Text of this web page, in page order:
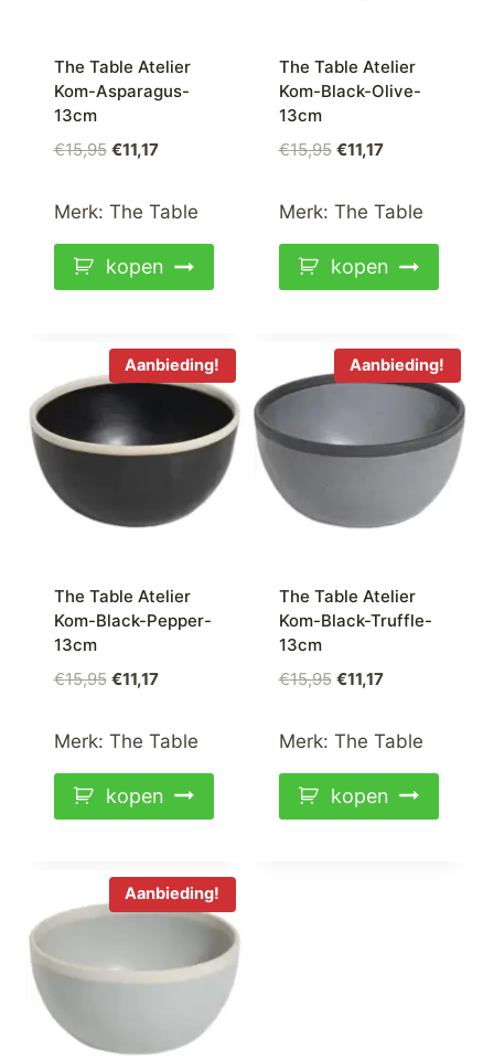
The Table Atelier
Kom-Asparagus-
13cm
€15,95 Oorspronkelijke
was:
€11,17Huidige
is:
Merk: The Table
kopen
The Table Atelier
Kom-Black-Olive-
13cm
€15,95 Oorspronkelijke
was:
€11,17Huidige
is:
Merk: The Table
kopen
Aanbieding!
The Table Atelier
Kom-Black-Pepper-
13cm
€15,95 Oorspronkelijke
was:
€11,17Huidige
is:
Merk: The Table
kopen
Aanbieding!
The Table Atelier
Kom-Black-Truffle-
13cm
€15,95 Oorspronkelijke
was:
€11,17Huidige
is:
Merk: The Table
kopen
Aanbieding!